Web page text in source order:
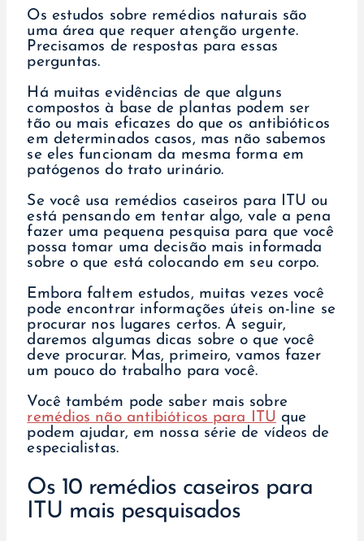
Os estudos sobre remédios naturais são
uma área que requer atenção urgente.
Precisamos de respostas para essas
perguntas.
Há muitas evidências de que alguns
compostos à base de plantas podem ser
tão ou mais eficazes do que os antibióticos
em determinados casos, mas não sabemos
se eles funcionam da mesma forma em
patógenos do trato urinário.
Se você usa remédios caseiros para ITU ou
está pensando em tentar algo, vale a pena
fazer uma pequena pesquisa para que você
possa tomar uma decisão mais informada
sobre o que está colocando em seu corpo.
Embora faltem estudos, muitas vezes você
pode encontrar informações úteis on-line se
procurar nos lugares certos. A seguir,
daremos algumas dicas sobre o que você
deve procurar. Mas, primeiro, vamos fazer
um pouco do trabalho para você.
Você também pode saber mais sobre
remédios não antibióticos para ITU que
podem ajudar, em nossa série de vídeos de
especialistas.
Os 10 remédios caseiros para
ITU mais pesquisados